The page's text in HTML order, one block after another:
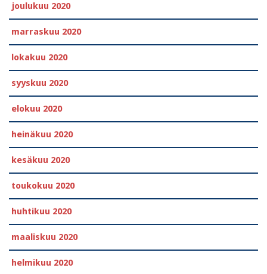
joulukuu 2020
marraskuu 2020
lokakuu 2020
syyskuu 2020
elokuu 2020
heinäkuu 2020
kesäkuu 2020
toukokuu 2020
huhtikuu 2020
maaliskuu 2020
helmikuu 2020